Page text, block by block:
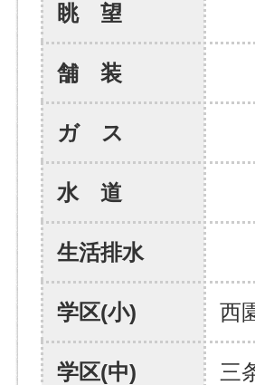
眺 望
舗 装
ガ ス
水 道
生活排水
学区(小) 西
学区(中) 三